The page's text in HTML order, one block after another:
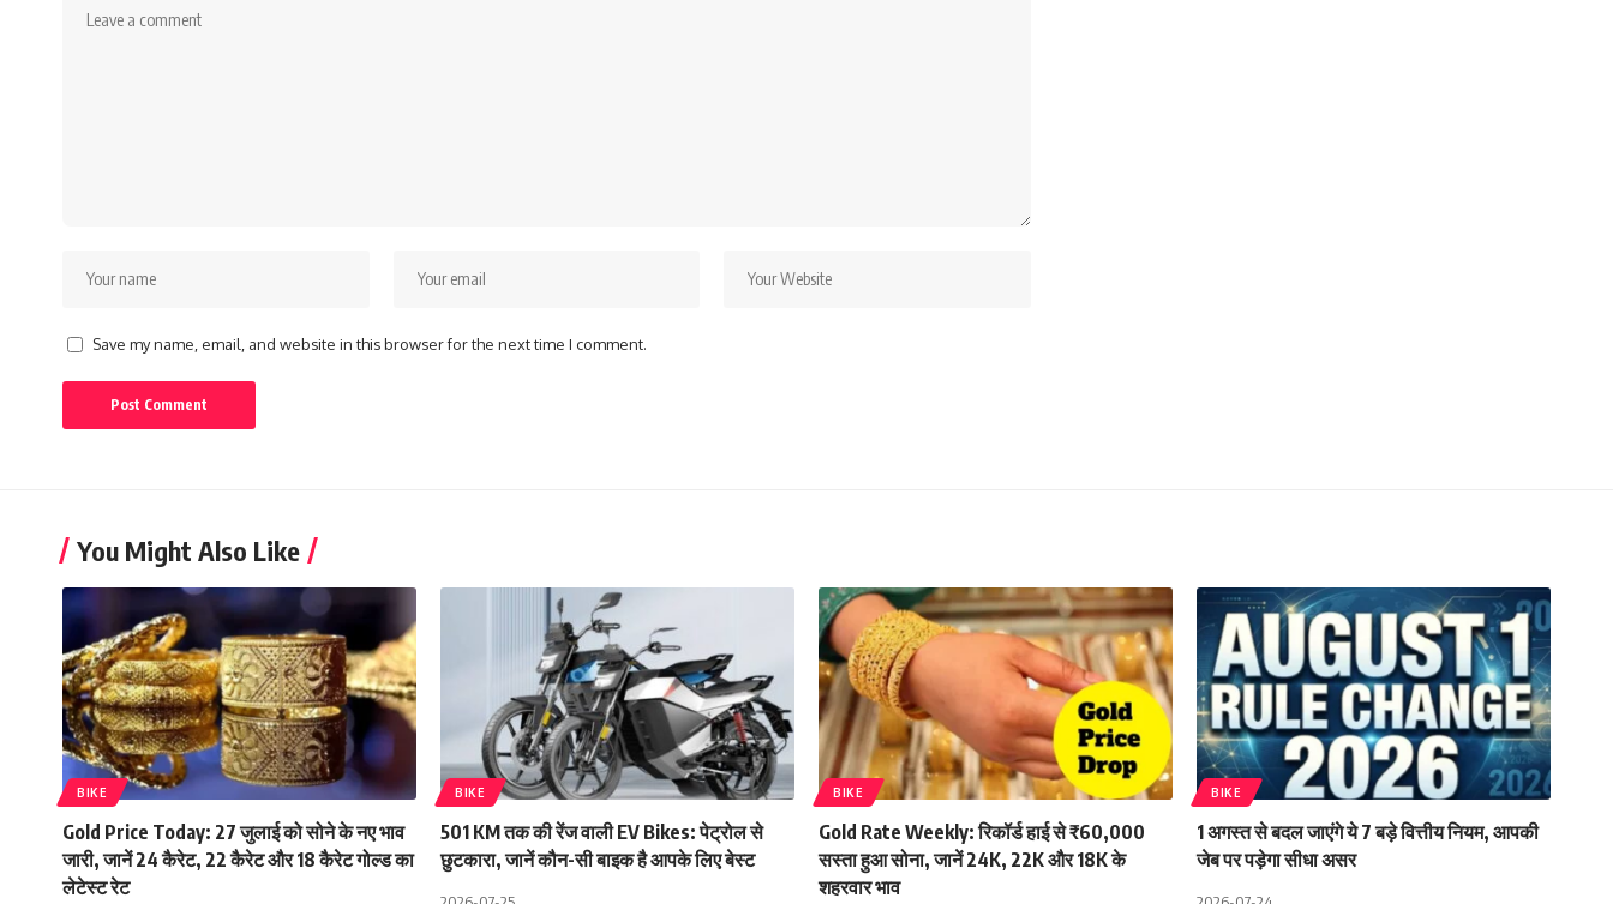
Save my name, email, and website in this browser for the next time I comment.
You Might Also Like
BIKE
Gold Price Today: 27 जुलाई को सोने के नए भाव
जारी, जानें 24 कैरेट, 22 कैरेट और 18 कैरेट गोल्ड का
लेटेस्ट रेट
BIKE
501 KM तक की रेंज वाली EV Bikes: पेट्रोल से
छुटकारा, जानें कौन-सी बाइक है आपके लिए बेस्ट
BIKE
Gold Rate Weekly: रिकॉर्ड हाई से ₹60,000
सस्ता हुआ सोना, जानें 24K, 22K और 18K के
शहरवार भाव
BIKE
1 अगस्त से बदल जाएंगे ये 7 बड़े वित्तीय नियम, आपकी
जेब पर पड़ेगा सीधा असर